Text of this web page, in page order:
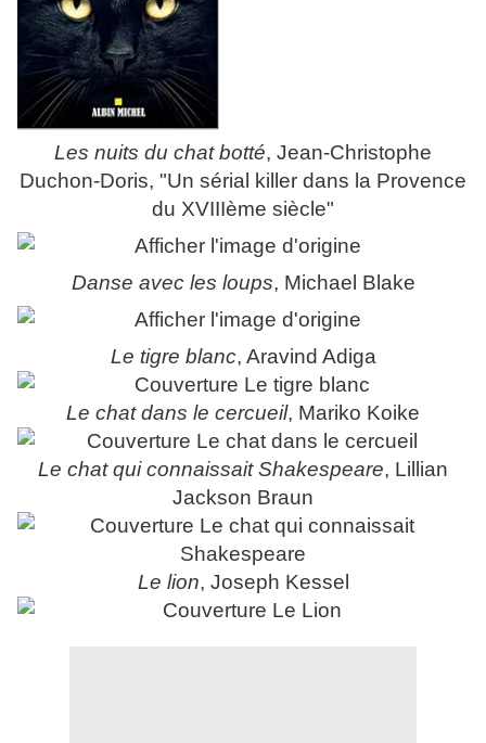
Les nuits du chat botté, Jean-Christophe
Duchon-Doris, "Un sérial killer dans la Provence
du XVIIIème siècle"
Danse avec les loups, Michael Blake
Le tigre blanc, Aravind Adiga
Le chat dans le cercueil, Mariko Koike
Le chat qui connaissait Shakespeare, Lillian
Jackson Braun
Le lion, Joseph Kessel